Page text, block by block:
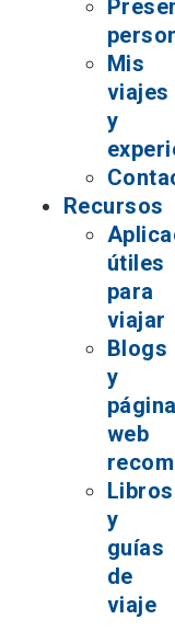
Mis
viajes
y
Recursos
útiles
para
viajar
Blogs
y
web
Libros
y
guías
de
viaje